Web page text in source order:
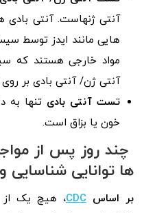
آنتی‌ ژنهاست. آنتی‌ بادی
هایی مانند ایدز توسط
مواد خارجی هستند که
آنتی‌ ژن/ آنتی‌ بادی بر
تست‌ آنتی‌ بادی
خون یا بزاق است.
چند روز پس از
ها توانایی شناسایی
بر اساسCDC،